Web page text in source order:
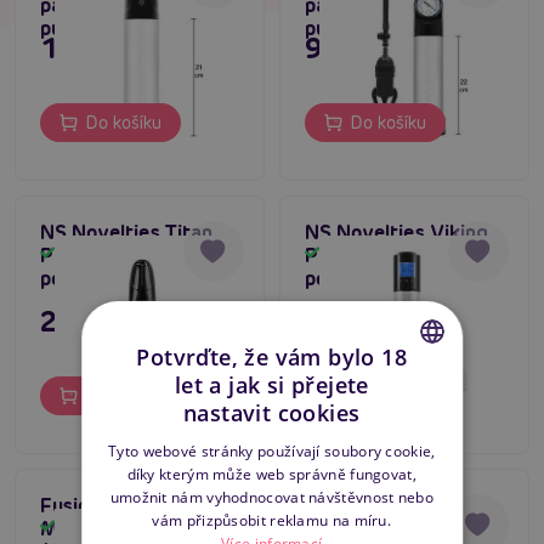
pánská vakuová
pumpa
1 395 Kč
Do košíku
pánská vakuová
pumpa
995 Kč
Do košíku
NS Novelties Titan
Pump, elektrická
penis pumpa
2 495 Kč
NS Novelties Viking
Pump, elektrická
penis pumpa
Skladem
2 895 Kč
Do košíku
Fusion X Automatic
Magnify Penis Pump
Mister Boner
Automatic Power
Skladem
ENGLISH
Potvrďte, že vám bylo 18
let a jak si přejete
nastavit cookies
Tyto webové stránky používají soubory cookie,
díky kterým může web správně fungovat,
umožnit nám vyhodnocovat návštěvnost nebo
vám přizpůsobit reklamu na míru.